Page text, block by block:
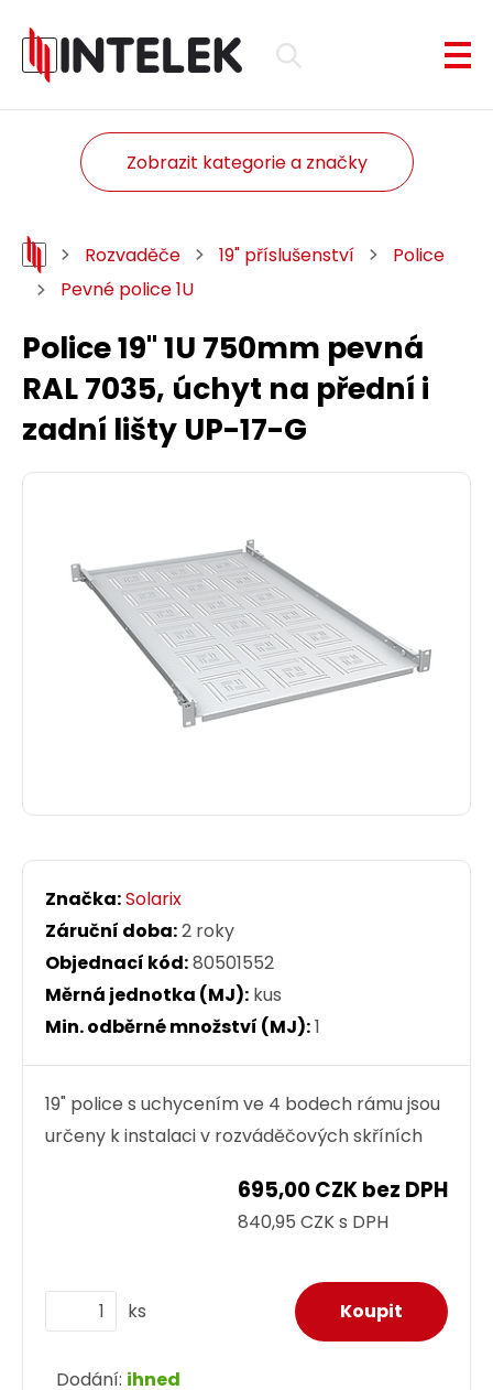
Zobrazit kategorie a značky
Rozvaděče 19" příslušenství
Police
Pevné police 1U
Police 19" 1U 750mm pevná
RAL 7035, úchyt na přední i
zadní lišty UP-17-G
Značka:Solarix
Záruční doba:2 roky
Objednací kód:80501552
Měrná jednotka (MJ): kus
Min. odběrné množství (MJ):1
19" police s uchycením ve 4 bodech rámu jsou
určeny k instalaci v rozváděčových skříních
695,00 CZK bez DPH
840,95 CZK s DPH
ks
Dodání: ihned